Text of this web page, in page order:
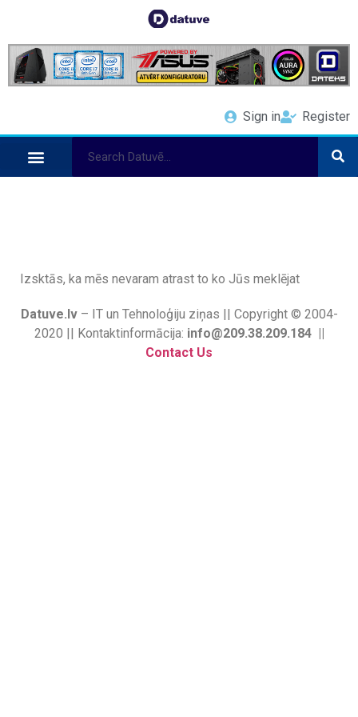
Sign in Register
Izsktās, ka mēs nevaram atrast to ko Jūs meklējat
Datuve.lv– IT un Tehnoloģiju ziņas || Copyright © 2004-
2020 || Kontaktinformācija: info@209.38.209.184 ||
Contact Us